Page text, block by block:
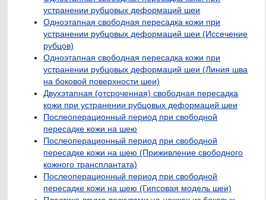
устранении рубцовых деформаций шеи
Одноэтапная свободная пересадка кожи при
устранении рубцовых деформаций шеи (Иссечение
рубцов)
Одноэтапная свободная пересадка кожи при
устранении рубцовых деформаций шеи (Линия шва
на боковой поверхности шеи)
Двухэтапная (отсроченная) свободная пересадка
кожи при устранении рубцовых деформаций шеи
Послеоперационный период при свободной
пересадке кожи на шею
Послеоперационный период при свободной
пересадке кожи на шею (Приживление свободного
кожного трансплантата)
Послеоперационный период при свободной
пересадке кожи на шею (Гипсовая модель шеи)